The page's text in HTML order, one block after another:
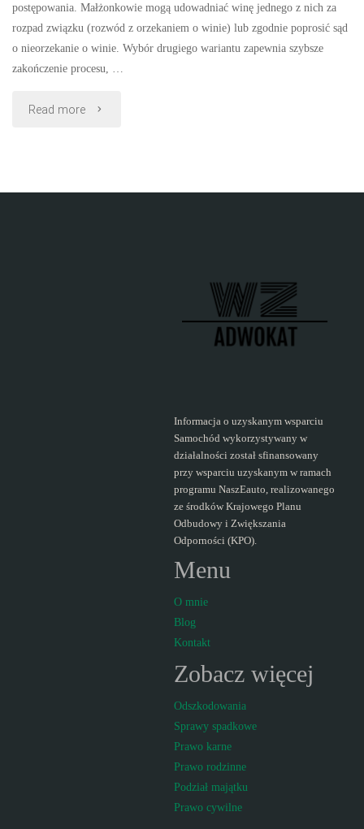
postępowania. Małżonkowie mogą udowadniać winę jednego z nich za
rozpad związku (rozwód z orzekaniem o winie) lub zgodnie poprosić sąd
o nieorzekanie o winie. Wybór drugiego wariantu zapewnia szybsze
zakończenie procesu, …
Read more "Rozwód
Informacja o uzyskanym wsparciu
Samochód wykorzystywany w
działalności został sfinansowany
przy wsparciu uzyskanym w ramach
programu NaszEauto, realizowanego
ze środków Krajowego Planu
Odbudowy i Zwiększania
Odporności (KPO).
Menu
O mnie
Blog
Kontakt
Zobacz więcej
Odszkodowania
Sprawy spadkowe
Prawo karne
Prawo rodzinne
Podział majątku
Prawo cywilne